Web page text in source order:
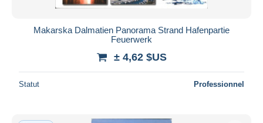
Makarska Dalmatien Panorama Strand Hafenpartie
Feuerwerk
± 4,62 $US
Statut Professionnel